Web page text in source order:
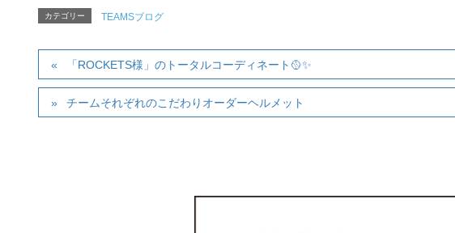
カテゴリー TEAMSブログ
「ROCKETS様」のトータルコーディネート🥎✨️
チームそれぞれのこだわりオーダーヘルメット